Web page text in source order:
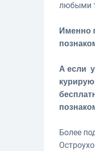
любыми
Именно
А если
Более